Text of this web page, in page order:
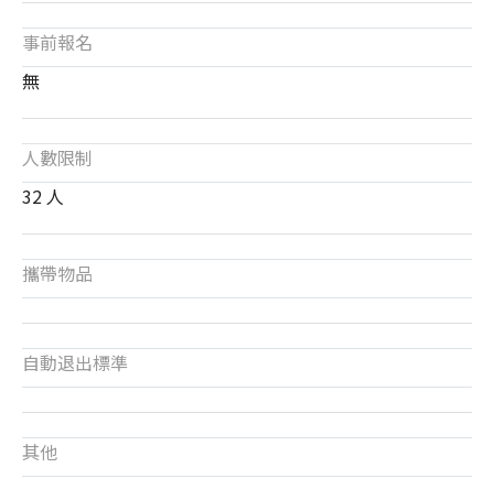
事前報名
無
人數限制
32 人
攜帶物品
自動退出標準
其他